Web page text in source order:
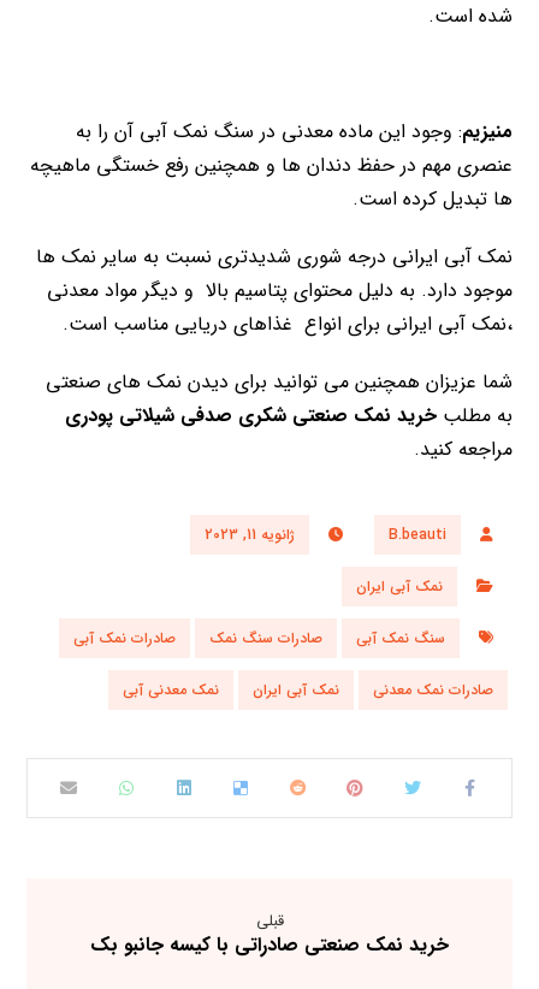
شده است.
منیزیم: وجود این ماده معدنی در سنگ نمک آبی آن را به
عنصری مهم در حفظ دندان ها و همچنین رفع خستگی ماهیچه
ها تبدیل کرده است.
نمک آبی ایرانی درجه شوری شدیدتری نسبت به سایر نمک ها
موجود دارد. به دلیل محتوای پتاسیم بالا و دیگر مواد معدنی
،نمک آبی ایرانی برای انواع غذاهای دریایی مناسب است.
شما عزیزان همچنین می توانید برای دیدن نمک های صنعتی
به مطلبخرید نمک صنعتی شکری صدفی شیلاتی پودری
مراجعه کنید.
B.beauti ژانویه 11, 2023
نمک آبی ایران
سنگ نمک آبی صادرات سنگ نمک صادرات نمک آبی
صادرات نمک معدنی نمک آبی ایران نمک معدنی آبی
قبلی
خرید نمک صنعتی صادراتی با کیسه جانبو بک